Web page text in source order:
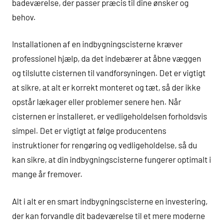
badeværelse, der passer præcis til dine ønsker og
behov.
Installationen af en indbygningscisterne kræver
professionel hjælp, da det indebærer at åbne væggen
og tilslutte cisternen til vandforsyningen. Det er vigtigt
at sikre, at alt er korrekt monteret og tæt, så der ikke
opstår lækager eller problemer senere hen. Når
cisternen er installeret, er vedligeholdelsen forholdsvis
simpel. Det er vigtigt at følge producentens
instruktioner for rengøring og vedligeholdelse, så du
kan sikre, at din indbygningscisterne fungerer optimalt i
mange år fremover.
Alt i alt er en smart indbygningscisterne en investering,
der kan forvandle dit badeværelse til et mere moderne